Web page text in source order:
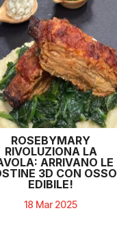
ROSEBYMARY
RIVOLUZIONA LA
ARRIVANO LE
3D CON OSSO
EDIBILE!
18 Mar 2025